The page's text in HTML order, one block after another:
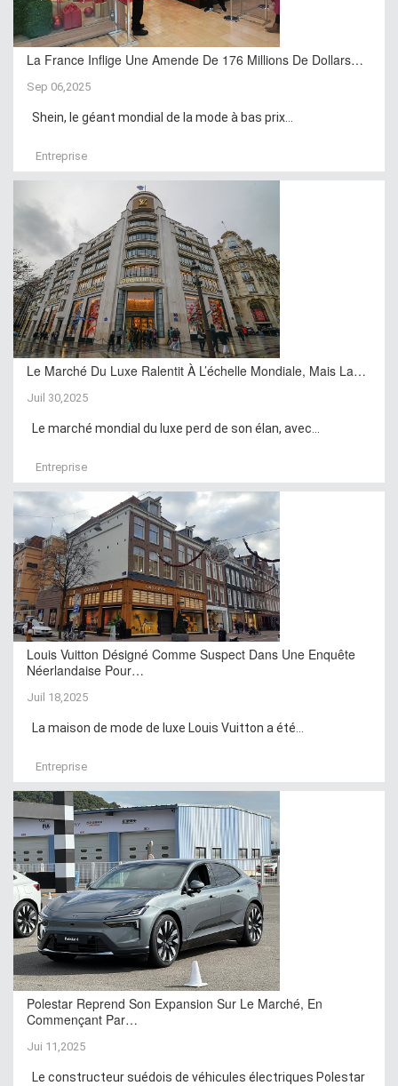
La France Inflige Une Amende De 176 Millions De Dollars…
Sep 06,2025
Shein, le géant mondial de la mode à bas prix...
Entreprise
Le Marché Du Luxe Ralentit À L’échelle Mondiale, Mais La…
Juil 30,2025
Le marché mondial du luxe perd de son élan, avec...
Entreprise
Louis Vuitton Désigné Comme Suspect Dans Une Enquête
Néerlandaise Pour…
Juil 18,2025
La maison de mode de luxe Louis Vuitton a été...
Entreprise
Polestar Reprend Son Expansion Sur Le Marché, En
Commençant Par…
Jui 11,2025
Le constructeur suédois de véhicules électriques Polestar